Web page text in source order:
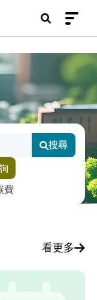
搜尋
方智慧標籤快速
費
看更多